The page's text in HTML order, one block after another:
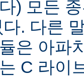
) 모든
. 다른
은 아파
C 라이